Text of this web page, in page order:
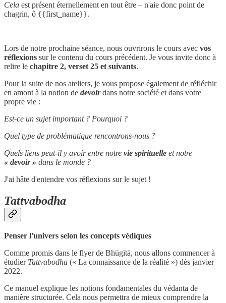
Cela est présent éternellement en tout être – n'aie donc point de
chagrin, ô {{first_name}}.
Lors de notre prochaine séance, nous ouvrirons le cours avec vos
réflexions sur le contenu du cours précédent. Je vous invite donc à
relire le chapitre 2, verset 25 et suivants.
Pour la suite de nos ateliers, je vous propose également de réfléchir
en amont à la notion de devoirdans notre société et dans votre
propre vie :
Est-ce un sujet important ? Pourquoi ?
Quel type de problématique rencontrons-nous ?
Quels liens peut-il y avoir entre notre vie spirituelle et notre
« devoir » dans le monde ?
J'ai hâte d'entendre vos réflexions sur le sujet !
Tattvabodha
Penser l'univers selon les concepts védiques
Comme promis dans le flyer de Bhūgītā, nous allons commencer à
étudier Tattvabodha (« La connaissance de la réalité ») dès janvier
2022.
Ce manuel explique les notions fondamentales du védanta de
manière structurée. Cela nous permettra de mieux comprendre la